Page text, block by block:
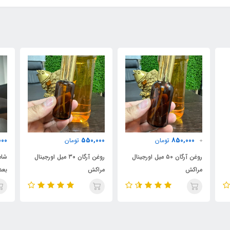
550,000 تومان
روغن آرگان ۳۰ میل اورجینال
مراکش
600,000 تومان
شامپو براق کننده مخصوص
بعد کراتین دور آبی